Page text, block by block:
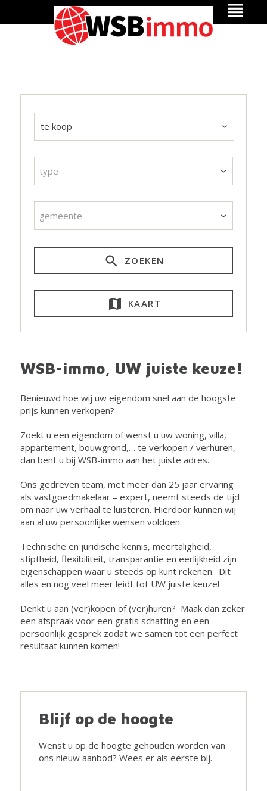
type
gemeente
ZOEKEN
KAART
WSB-immo, UW juiste keuze!
Benieuwd hoe wij uw eigendom snel aan de hoogste
prijs kunnen verkopen?
Zoekt u een eigendom of wenst u uw woning, villa,
appartement, bouwgrond,… te verkopen / verhuren,
dan bent u bij WSB-immo aan het juiste adres.
Ons gedreven team, met meer dan 25 jaar ervaring
als vastgoedmakelaar – expert, neemt steeds de tijd
om naar uw verhaal te luisteren. Hierdoor kunnen wij
aan al uw persoonlijke wensen voldoen.
Technische en juridische kennis, meertaligheid,
stiptheid, flexibiliteit, transparantie en eerlijkheid zijn
eigenschappen waar u steeds op kunt rekenen. Dit
alles en nog veel meer leidt tot UW juiste keuze!
Denkt u aan (ver)kopen of (ver)huren? Maak dan zeker
een afspraak voor een gratis schatting en een
persoonlijk gesprek zodat we samen tot een perfect
resultaat kunnen komen!
Blijf op de hoogte
Wenst u op de hoogte gehouden worden van
ons nieuw aanbod? Wees er als eerste bij.